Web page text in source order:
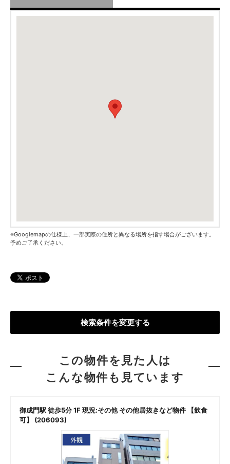
※Googlemapの仕様上、一部実際の住所と異なる場所を指す場合がございます。
予めご了承ください。
検索条件を変更する
この物件を見た人は
こんな物件も見ています
御成門駅 徒歩5分 1F 現況:その他 その他居抜きなど物件 【飲食
可】 (206093)